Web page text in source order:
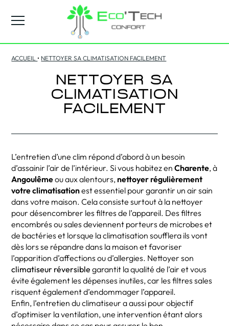
ACCUEIL• NETTOYER SA CLIMATISATION FACILEMENT
NETTOYER SA
CLIMATISATION
FACILEMENT
L’entretien d’une clim répond d’abord à un besoin
d’assainir l’air de l’intérieur. Si vous habitez enCharente, à
Angoulêmeou aux alentours, nettoyer régulièrement
votre climatisationest essentiel pour garantir un air sain
dans votre maison. Cela consiste surtout à la nettoyer
pour désencombrer les filtres de l’appareil. Des filtres
encombrés ou sales deviennent porteurs de microbes et
de bactéries et lorsque la climatisation soufflera ils vont
dès lors se répandre dans la maison et favoriser
l’apparition d’affections ou d’allergies. Nettoyer son
climatiseur réversible garantit la qualité de l’air et vous
évite également les dépenses inutiles, car les filtres sales
risquent également d’endommager l’appareil.
Enfin, l’entretien du climatiseur a aussi pour objectif
d’optimiser la ventilation, une intervention étant alors